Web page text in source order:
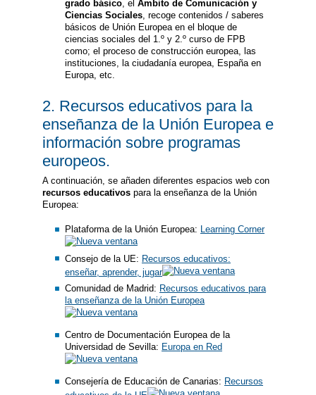
grado básico, el Ámbito de Comunicación y
Ciencias Sociales, recoge contenidos / saberes
básicos de Unión Europea en el bloque de
ciencias sociales del 1.º y 2.º curso de FPB
como; el proceso de construcción europea, las
instituciones, la ciudadanía europea, España en
Europa, etc.
2. Recursos educativos para la
enseñanza de la Unión Europea e
información sobre programas
europeos.
A continuación, se añaden diferentes espacios web con
recursos educativos para la enseñanza de la Unión
Europea:
Plataforma de la Unión Europea: Learning Corner
Consejo de la UE: Recursos educativos:
enseñar, aprender, jugar
Comunidad de Madrid: Recursos educativos para
la enseñanza de la Unión Europea
Centro de Documentación Europea de la
Universidad de Sevilla: Europa en Red
Consejería de Educación de Canarias: Recursos